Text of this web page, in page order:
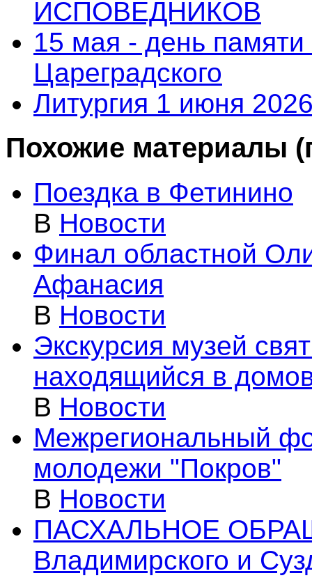
ИСПОВЕДНИКОВ
15 мая - день
Цареградского
Литургия 1 июня
Похожие материалы
Поездка в Фетинино
В Новости
Финал областной
Афанасия
В Новости
Экскурсия музей
находящийся в
В Новости
Межрегиональный
молодежи "Покров"
В Новости
ПАСХАЛЬНОЕ
Владимирского и